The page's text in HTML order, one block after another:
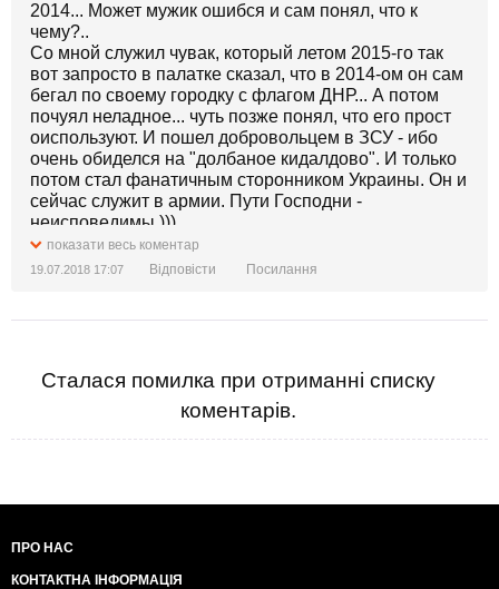
2014... Может мужик ошибся и сам понял, что к
чему?..
Со мной служил чувак, который летом 2015-го так
вот запросто в палатке сказал, что в 2014-ом он сам
бегал по своему городку с флагом ДНР... А потом
почуял неладное... чуть позже понял, что его прост
оиспользуют. И пошел добровольцем в ЗСУ - ибо
очень обиделся на "долбаное кидалдово". И только
потом стал фанатичным сторонником Украины. Он и
сейчас служит в армии. Пути Господни -
неисповедимы )))
показати весь коментар
19.07.2018 17:07 Відповісти Посилання
Сталася помилка при отриманні списку
коментарів.
ПРО НАС
КОНТАКТНА ІНФОРМАЦІЯ